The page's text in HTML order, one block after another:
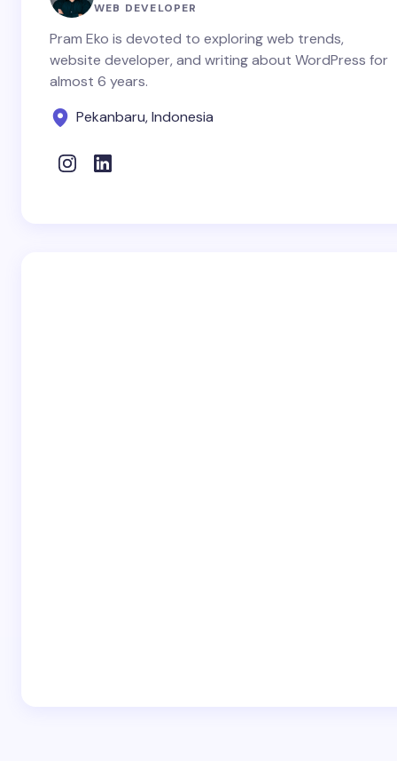
WEB DEVELOPER
Pram Eko is devoted to exploring web trends,
website developer, and writing about WordPress for
almost 6 years.
Pekanbaru, Indonesia